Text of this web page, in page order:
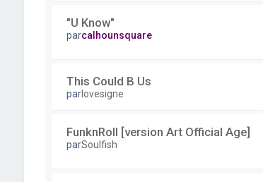
"U Know"
parcalhounsquare
This Could B Us
parlovesigne
FunknRoll [version Art Official Age]
parSoulfish